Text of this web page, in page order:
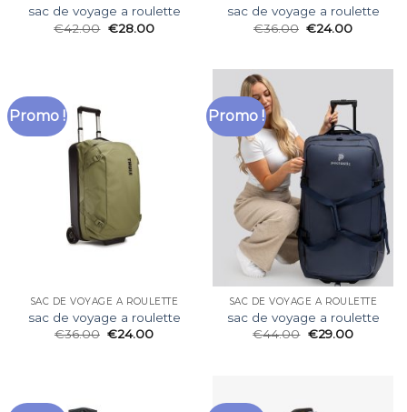
sac de voyage a roulette
€42.00 €28.00
sac de voyage a roulette
€36.00 €24.00
Promo !
SAC DE VOYAGE A ROULETTE
sac de voyage a roulette
€36.00 €24.00
Promo !
SAC DE VOYAGE A ROULETTE
sac de voyage a roulette
€44.00 €29.00